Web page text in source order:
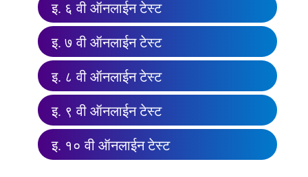
इ. ६ वी ऑनलाईन टेस्ट
इ. ७ वी ऑनलाईन टेस्ट
इ. ८ वी ऑनलाईन टेस्ट
इ. ९ वी ऑनलाईन टेस्ट
इ. १० वी ऑनलाईन टेस्ट